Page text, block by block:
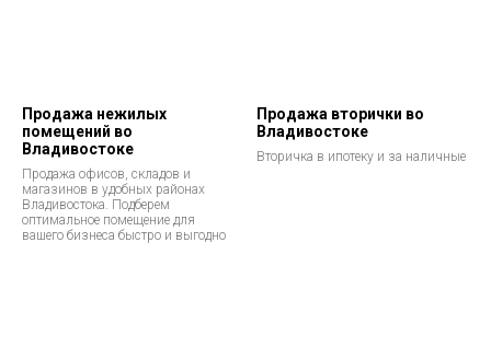
Продажа нежилых
помещений во
Владивостоке
Продажа офисов, складов и
магазинов в удобных районах
Владивостока. Подберем
оптимальное помещение для
вашего бизнеса быстро и выгодно
Продажа вторички во
Владивостоке
Вторичка в ипотеку и за наличные